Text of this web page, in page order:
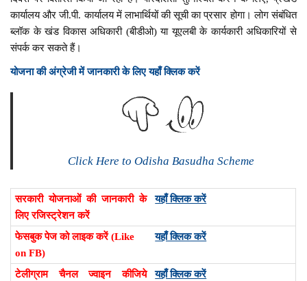
कार्यालय और जी.पी. कार्यालय में लाभार्थियों की सूची का प्रसार होगा। लोग संबंधित
ब्लॉक के खंड विकास अधिकारी (बीडीओ) या यूएलबी के कार्यकारी अधिकारियों से
संपर्क कर सकते हैं।
योजना की अंग्रेजी में जानकारी के लिए यहाँ क्लिक करें
Click Here to Odisha Basudha Scheme
सरकारी योजनाओं की जानकारी के
लिए रजिस्ट्रेशन करें
यहाँ क्लिक करें
फेसबुक पेज को लाइक करें (Like
on FB)
यहाँ क्लिक करें
टेलीग्राम चैनल ज्वाइन कीजिये
यहाँ क्लिक करें